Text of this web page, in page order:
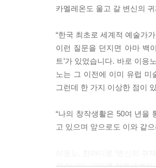
카멜레온도 울고 갈 변신의
“한국 최초로 세계적 예술가
이런 질문을 던지면 아마 백
트’가 있었습니다. 바로 이응
노는 그 이전에 이미 유럽 미
그런데 한 가지 이상한 점이
“나의 창작생활은 50여 년을
고 있으며 앞으로도 이와 같
같습니다. 그만큼 작품세계